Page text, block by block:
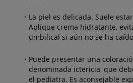
La piel es delicada. Suele
Aplique crema hidratante,
umbilical si aún no se ha
Puede presentar una
denominada ictericia, que
el pediatra. Es aconsejable